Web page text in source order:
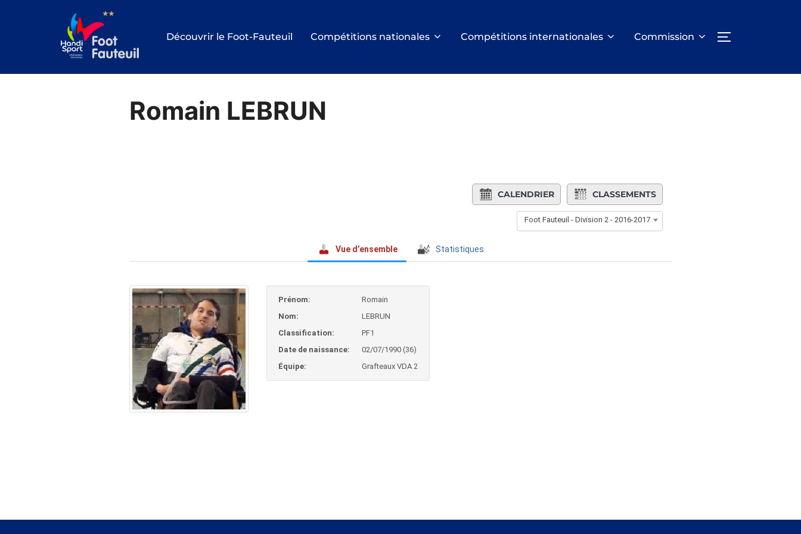
Découvrir le Foot-Fauteuil Compétitions nationales Compétitions internationales Commission PERMUTER
Romain LEBRUN
CALENDRIER CLASSEMENTS
Foot Fauteuil - Division 2 - 2016-2017
Vue d’ensemble Statistiques
Prénom:
Romain
Nom:
LEBRUN
Classification:
PF1
Date de naissance:
02/07/1990 (36)
Équipe:
Grafteaux VDA 2